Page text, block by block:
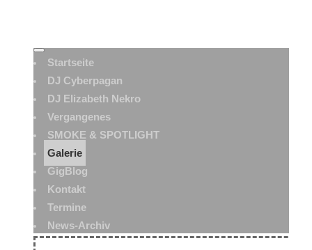
Startseite
DJ Cyberpagan
DJ Elizabeth Nekro
Vergangenes
SMOKE & SPOTLIGHT
Galerie
GigBlog
Kontakt
Termine
News-Archiv